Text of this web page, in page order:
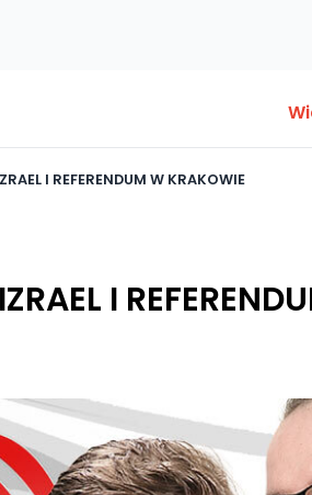
I REFERENDUM W KRAKOWIE
I